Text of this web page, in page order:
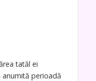
tatăl ei
perioadă